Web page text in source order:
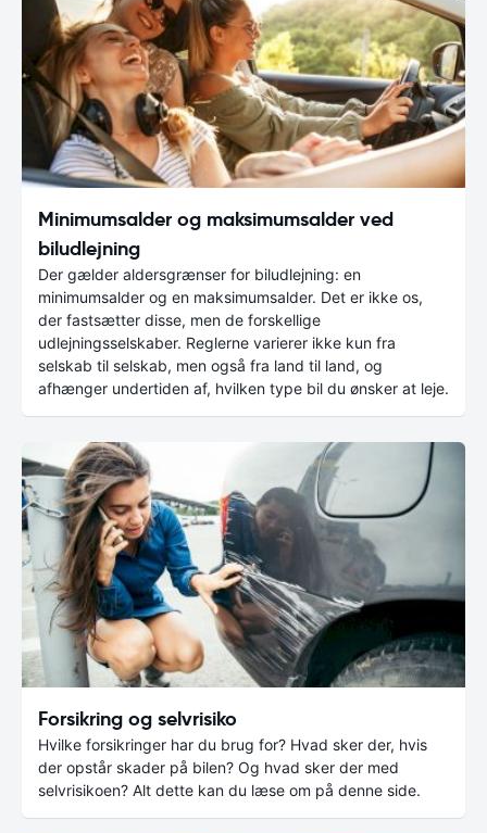
Minimumsalder og maksimumsalder ved
biludlejning
Der gælder aldersgrænser for biludlejning: en
minimumsalder og en maksimumsalder. Det er ikke os,
der fastsætter disse, men de forskellige
udlejningsselskaber. Reglerne varierer ikke kun fra
selskab til selskab, men også fra land til land, og
afhænger undertiden af, hvilken type bil du ønsker at leje.
Forsikring og selvrisiko
Hvilke forsikringer har du brug for? Hvad sker der, hvis
der opstår skader på bilen? Og hvad sker der med
selvrisikoen? Alt dette kan du læse om på denne side.